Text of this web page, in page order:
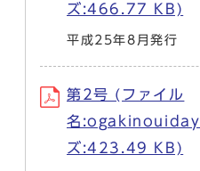
ズ:466.77 KB)
平成25年8月発行
第2号 (ファイル
名
ズ:423.49 KB)